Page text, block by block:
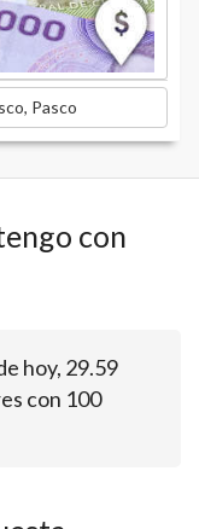
Pasco
con
hoy, 29.59
con 100